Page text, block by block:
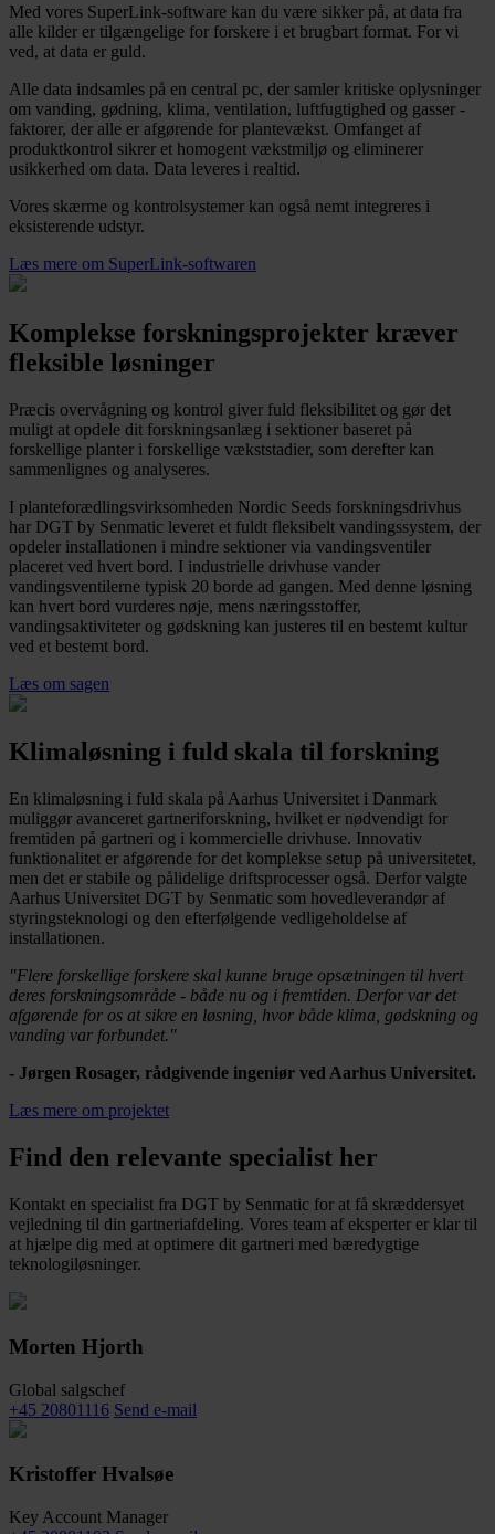
Med vores SuperLink-software kan du være sikker på, at data fra
alle kilder er tilgængelige for forskere i et brugbart format. For vi
ved, at data er guld.
Alle data indsamles på en central pc, der samler kritiske oplysninger
om vanding, gødning, klima, ventilation, luftfugtighed og gasser -
faktorer, der alle er afgørende for plantevækst. Omfanget af
produktkontrol sikrer et homogent vækstmiljø og eliminerer
usikkerhed om data. Data leveres i realtid.
Vores skærme og kontrolsystemer kan også nemt integreres i
eksisterende udstyr.
Læs mere om SuperLink-softwaren
Komplekse forskningsprojekter kræver
fleksible løsninger
Præcis overvågning og kontrol giver fuld fleksibilitet og gør det
muligt at opdele dit forskningsanlæg i sektioner baseret på
forskellige planter i forskellige vækststadier, som derefter kan
sammenlignes og analyseres.
I planteforædlingsvirksomheden Nordic Seeds forskningsdrivhus
har DGT by Senmatic leveret et fuldt fleksibelt vandingssystem, der
opdeler installationen i mindre sektioner via vandingsventiler
placeret ved hvert bord. I industrielle drivhuse vander
vandingsventilerne typisk 20 borde ad gangen. Med denne løsning
kan hvert bord vurderes nøje, mens næringsstoffer,
vandingsaktiviteter og gødskning kan justeres til en bestemt kultur
ved et bestemt bord.
Læs om sagen
Klimaløsning i fuld skala til forskning
En klimaløsning i fuld skala på Aarhus Universitet i Danmark
muliggør avanceret gartneriforskning, hvilket er nødvendigt for
fremtiden på gartneri og i kommercielle drivhuse. Innovativ
funktionalitet er afgørende for det komplekse setup på universitetet,
men det er stabile og pålidelige driftsprocesser også. Derfor valgte
Aarhus Universitet DGT by Senmatic som hovedleverandør af
styringsteknologi og den efterfølgende vedligeholdelse af
installationen.
"Flere forskellige forskere skal kunne bruge opsætningen til hvert
deres forskningsområde - både nu og i fremtiden. Derfor var det
afgørende for os at sikre en løsning, hvor både klima, gødskning og
vanding var forbundet."
- Jørgen Rosager, rådgivende ingeniør ved Aarhus Universitet.
Læs mere om projektet
Find den relevante specialist her
Kontakt en specialist fra DGT by Senmatic for at få skræddersyet
vejledning til din gartneriafdeling. Vores team af eksperter er klar til
at hjælpe dig med at optimere dit gartneri med bæredygtige
teknologiløsninger.
Morten Hjorth
Global salgschef
+45 20801116 Send e-mail
Kristoffer Hvalsøe
Key Account Manager